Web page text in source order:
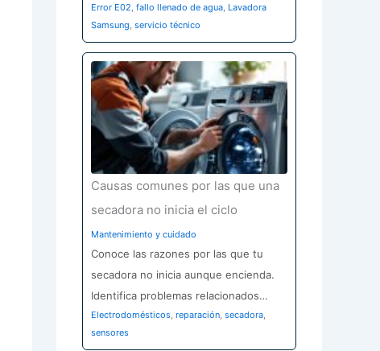
Error E02, fallo llenado de agua, Lavadora
Samsung, servicio técnico
Causas comunes por las que una
secadora no inicia el ciclo
Mantenimiento y cuidado
Conoce las razones por las que tu
secadora no inicia aunque encienda.
Identifica problemas relacionados…
Electrodomésticos, reparación, secadora,
sensores